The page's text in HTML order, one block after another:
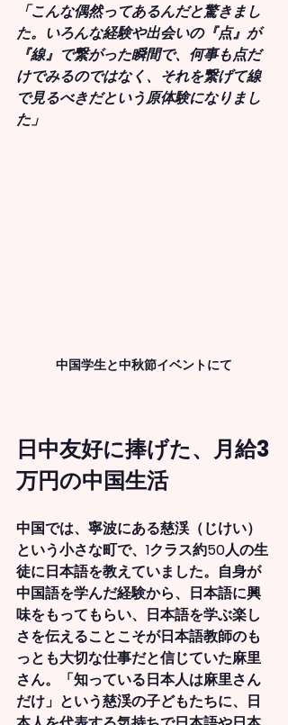
「こんな偶然ってあるんだと驚きまし
た。いろんな経験や出会いの『点』が
『線』で繋がった瞬間で、何事も点だ
けでみるのではなく、それを繋げて線
で見るべきだという原体験になりまし
た」
中国学生と中秋節イベントにて
日中友好に捧げた、月給3
万円の中国生活
中国では、寧波にある慈渓（じけい）
という小さな町で、1クラス約50人の生
徒に日本語を教えていました。自身が
中国語を学んだ経験から、日本語に興
味をもってもらい、日本語を学ぶ楽し
さを伝えることこそが日本語教師のも
っとも大切な仕事だと信じていた麻里
さん。「知っている日本人は麻里さん
だけ」という慈渓の子どもたちに、日